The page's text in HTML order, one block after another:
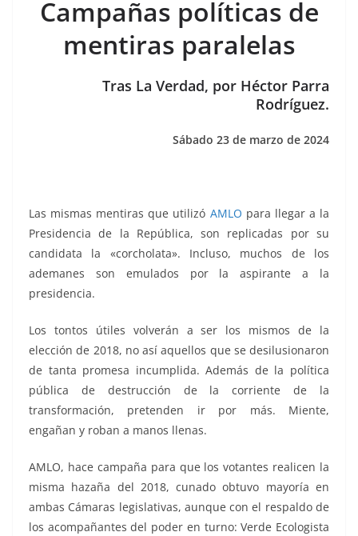
c
e
b
itt
er
ai
l
at
s
A
p
ss
e
n
g
e
gr
a
m
m
p
ar
tir
Campañas políticas de
mentiras paralelas
Tras La Verdad, por Héctor Parra
Rodríguez.
Sábado 23 de marzo de 2024
Las mismas mentiras que utilizó AMLO para llegar a la
Presidencia de la República, son replicadas por su
candidata la «corcholata». Incluso, muchos de los
ademanes son emulados por la aspirante a la
presidencia.
Los tontos útiles volverán a ser los mismos de la
elección de 2018, no así aquellos que se desilusionaron
de tanta promesa incumplida. Además de la política
pública de destrucción de la corriente de la
transformación, pretenden ir por más. Miente,
engañan y roban a manos llenas.
AMLO, hace campaña para que los votantes realicen la
misma hazaña del 2018, cunado obtuvo mayoría en
ambas Cámaras legislativas, aunque con el respaldo de
los acompañantes del poder en turno: Verde Ecologista